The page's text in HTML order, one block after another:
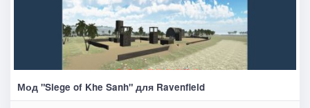
Мод "Siege of Khe Sanh" для Ravenfield